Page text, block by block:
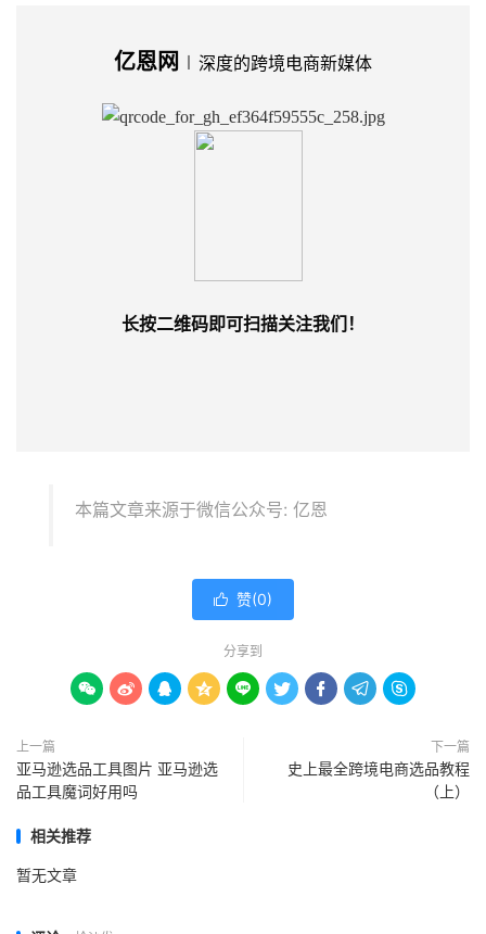
亿恩网 深度的跨境电商新媒体
长按二维码即可扫描关注我们！
本篇文章来源于微信公众号: 亿恩
 赞(0)
分享到
        
上一篇
亚马逊选品工具图片 亚马逊选
品工具魔词好用吗
下一篇
史上最全跨境电商选品教程
（上）
相关推荐
暂无文章